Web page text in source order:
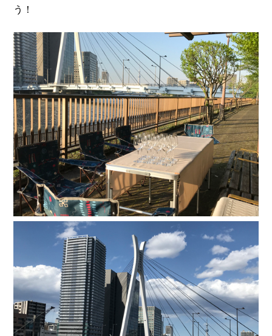
う！